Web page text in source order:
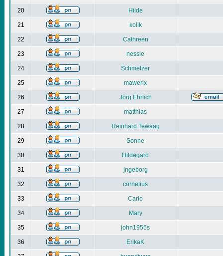
20 Hilde
21 kolik
22 Cathreen
23 nessie
24 Schmelzer
25 mawerix
26 Jörg Ehrlich
27 matthias
28 Reinhard Tewaag
29 Sonne
30 Hildegard
31 jngeborg
32 cornelius
33 Carlo
34 Mary
35 john1955s
36 ErikaK